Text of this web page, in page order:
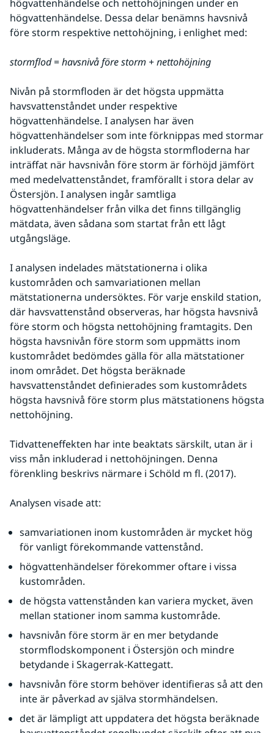
högvattenhändelse och nettohöjningen under en
högvattenhändelse. Dessa delar benämns havsnivå
före storm respektive nettohöjning, i enlighet med:
stormflod = havsnivå före storm + nettohöjning
Nivån på stormfloden är det högsta uppmätta
havsvattenståndet under respektive
högvattenhändelse. I analysen har även
högvattenhändelser som inte förknippas med stormar
inkluderats. Många av de högsta stormfloderna har
inträffat när havsnivån före storm är förhöjd jämfört
med medelvattenståndet, framförallt i stora delar av
Östersjön. I analysen ingår samtliga
högvattenhändelser från vilka det finns tillgänglig
mätdata, även sådana som startat från ett lågt
utgångsläge.
I analysen indelades mätstationerna i olika
kustområden och samvariationen mellan
mätstationerna undersöktes. För varje enskild station,
där havsvattenstånd observeras, har högsta havsnivå
före storm och högsta nettohöjning framtagits. Den
högsta havsnivån före storm som uppmätts inom
kustområdet bedömdes gälla för alla mätstationer
inom området. Det högsta beräknade
havsvattenståndet definierades som kustområdets
högsta havsnivå före storm plus mätstationens högsta
nettohöjning.
Tidvatteneffekten har inte beaktats särskilt, utan är i
viss mån inkluderad i nettohöjningen. Denna
förenkling beskrivs närmare i Schöld m fl. (2017).
Analysen visade att:
samvariationen inom kustområden är mycket hög
för vanligt förekommande vattenstånd.
högvattenhändelser förekommer oftare i vissa
kustområden.
de högsta vattenstånden kan variera mycket, även
mellan stationer inom samma kustområde.
havsnivån före storm är en mer betydande
stormflodskomponent i Östersjön och mindre
betydande i Skagerrak-Kattegatt.
havsnivån före storm behöver identifieras så att den
inte är påverkad av själva stormhändelsen.
det är lämpligt att uppdatera det högsta beräknade